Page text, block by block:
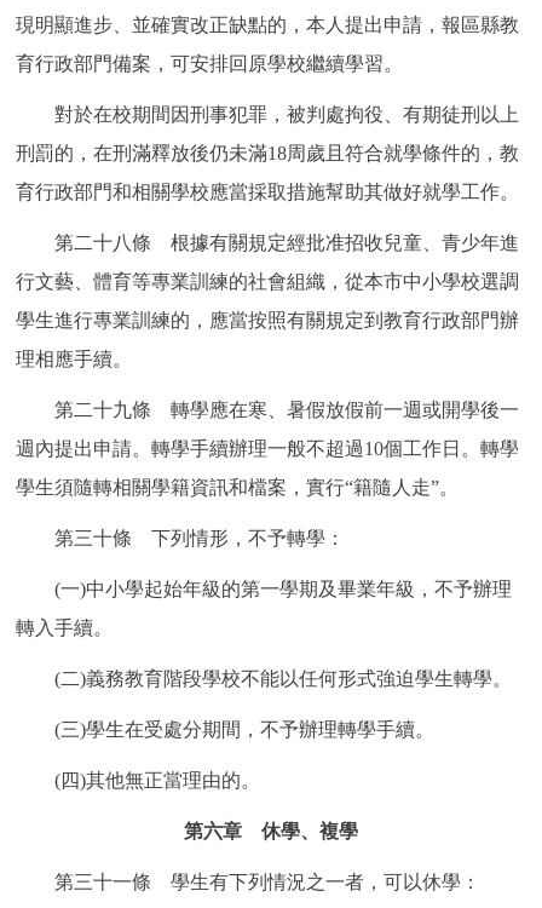
現明顯進步、並確實改正缺點的，本人提出申請，報區縣教
育行政部門備案，可安排回原學校繼續學習。
對於在校期間因刑事犯罪，被判處拘役、有期徒刑以上
刑罰的，在刑滿釋放後仍未滿18周歲且符合就學條件的，教
育行政部門和相關學校應當採取措施幫助其做好就學工作。
第二十八條 根據有關規定經批准招收兒童、青少年進
行文藝、體育等專業訓練的社會組織，從本市中小學校選調
學生進行專業訓練的，應當按照有關規定到教育行政部門辦
理相應手續。
第二十九條 轉學應在寒、暑假放假前一週或開學後一
週內提出申請。轉學手續辦理一般不超過10個工作日。轉學
學生須隨轉相關學籍資訊和檔案，實行“籍隨人走”。
第三十條 下列情形，不予轉學：
(一)中小學起始年級的第一學期及畢業年級，不予辦理
轉入手續。
(二)義務教育階段學校不能以任何形式強迫學生轉學。
(三)學生在受處分期間，不予辦理轉學手續。
(四)其他無正當理由的。
第六章 休學、複學
第三十一條 學生有下列情況之一者，可以休學：